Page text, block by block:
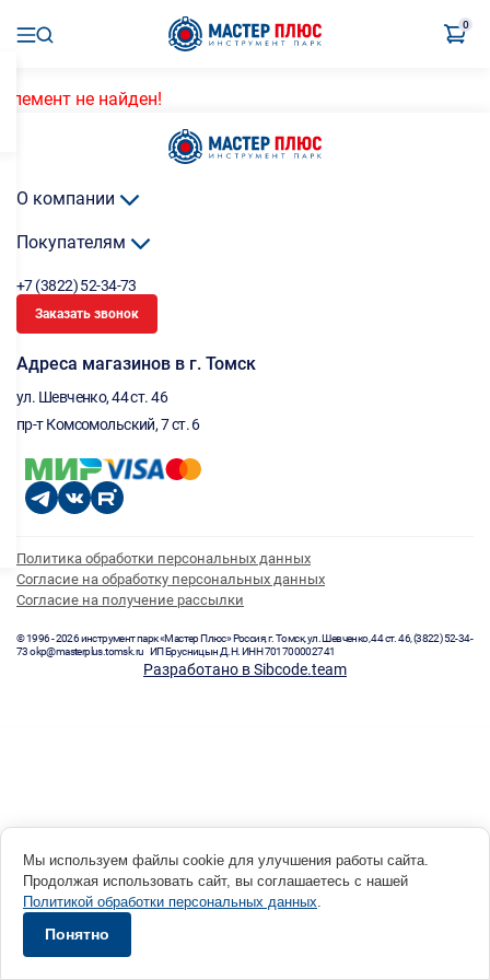
0
Элемент не найден!
О компании
Покупателям
+7 (3822) 52-34-73
Заказать звонок
Адреса магазинов в г. Томск
ул. Шевченко, 44 ст. 46
пр-т Комсомольский, 7 ст. 6
Политика обработки персональных данных
Согласие на обработку персональных данных
Согласие на получение рассылки
© 1996 - 2026 инструмент парк «Мастер Плюс» Россия, г. Томск, ул. Шевченко, 44 ст. 46, (3822) 52-34-
73 okp@masterplus.tomsk.ru ИП Брусницын Д.Н. ИНН 701700002741
Разработано в Sibcode.team
Мы используем файлы cookie для улучшения работы сайта.
Продолжая использовать сайт, вы соглашаетесь с нашей
Политикой обработки персональных данных.
Понятно